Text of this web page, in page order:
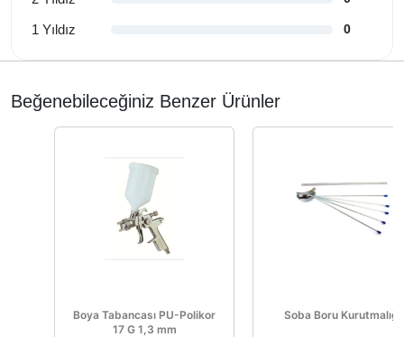
1 Yıldız 0
Beğenebileceğiniz Benzer Ürünler
Boya Tabancası PU-Polikor
17 G 1,3 mm
Soba Boru Kurutmalığı